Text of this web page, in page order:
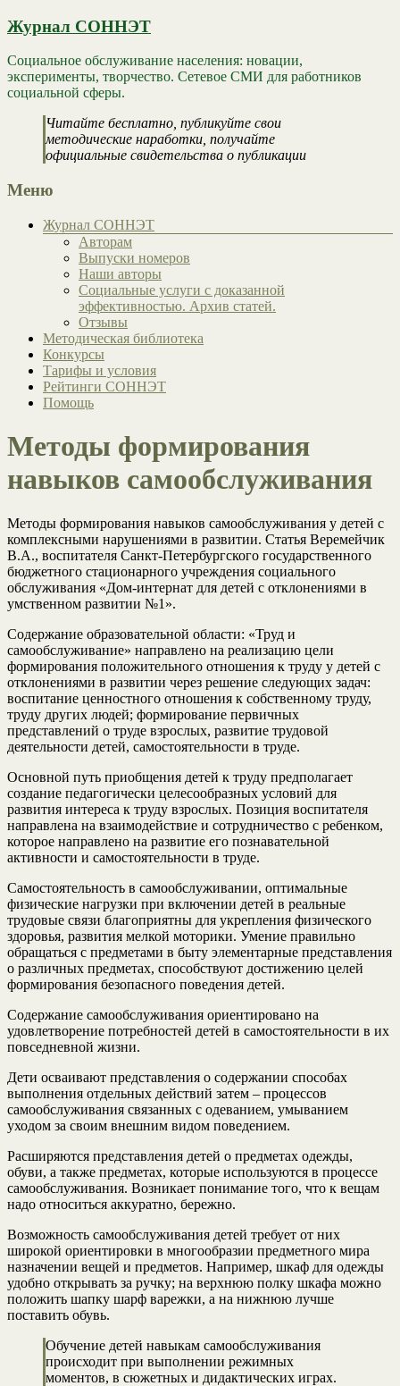
Журнал СОННЭТ
Социальное обслуживание населения: новации,
эксперименты, творчество. Сетевое СМИ для работников
социальной сферы.
Читайте бесплатно, публикуйте свои
методические наработки, получайте
официальные свидетельства о публикации
Меню
Журнал СОННЭТ
Авторам
Выпуски номеров
Наши авторы
Социальные услуги с доказанной
эффективностью. Архив статей.
Отзывы
Методическая библиотека
Конкурсы
Тарифы и условия
Рейтинги СОННЭТ
Помощь
Методы формирования
навыков самообслуживания
Методы формирования навыков самообслуживания у детей с
комплексными нарушениями в развитии. Статья Веремейчик
В.А., воспитателя Санкт-Петербургского государственного
бюджетного стационарного учреждения социального
обслуживания «Дом-интернат для детей с отклонениями в
умственном развитии №1».
Содержание образовательной области: «Труд и
самообслуживание» направлено на реализацию цели
формирования положительного отношения к труду у детей с
отклонениями в развитии через решение следующих задач:
воспитание ценностного отношения к собственному труду,
труду других людей; формирование первичных
представлений о труде взрослых, развитие трудовой
деятельности детей, самостоятельности в труде.
Основной путь приобщения детей к труду предполагает
создание педагогически целесообразных условий для
развития интереса к труду взрослых. Позиция воспитателя
направлена на взаимодействие и сотрудничество с ребенком,
которое направлено на развитие его познавательной
активности и самостоятельности в труде.
Самостоятельность в самообслуживании, оптимальные
физические нагрузки при включении детей в реальные
трудовые связи благоприятны для укрепления физического
здоровья, развития мелкой моторики. Умение правильно
обращаться с предметами в быту элементарные представления
о различных предметах, способствуют достижению целей
формирования безопасного поведения детей.
Содержание самообслуживания ориентировано на
удовлетворение потребностей детей в самостоятельности в их
повседневной жизни.
Дети осваивают представления о содержании способах
выполнения отдельных действий затем – процессов
самообслуживания связанных с одеванием, умыванием
уходом за своим внешним видом поведением.
Расширяются представления детей о предметах одежды,
обуви, а также предметах, которые используются в процессе
самообслуживания. Возникает понимание того, что к вещам
надо относиться аккуратно, бережно.
Возможность самообслуживания детей требует от них
широкой ориентировки в многообразии предметного мира
назначении вещей и предметов. Например, шкаф для одежды
удобно открывать за ручку; на верхнюю полку шкафа можно
положить шапку шарф варежки, а на нижнюю лучше
поставить обувь.
Обучение детей навыкам самообслуживания
происходит при выполнении режимных
моментов, в сюжетных и дидактических играх.